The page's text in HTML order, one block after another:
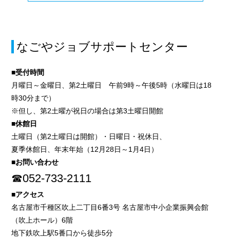
なごやジョブサポートセンター
■受付時間
月曜日～金曜日、第2土曜日 午前9時～午後5時（水曜日は18
時30分まで）
※但し、第2土曜が祝日の場合は第3土曜日開館
■休館日
土曜日（第2土曜日は開館）・日曜日・祝休日、
夏季休館日、年末年始（12月28日～1月4日）
■お問い合わせ
☎052-733-2111
■アクセス
名古屋市千種区吹上二丁目6番3号 名古屋市中小企業振興会館
（吹上ホール）6階
地下鉄吹上駅5番口から徒歩5分